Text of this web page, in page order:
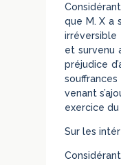
que M. X a
irréversible
et survenu
préjudice
venant
exercice du
Sur les